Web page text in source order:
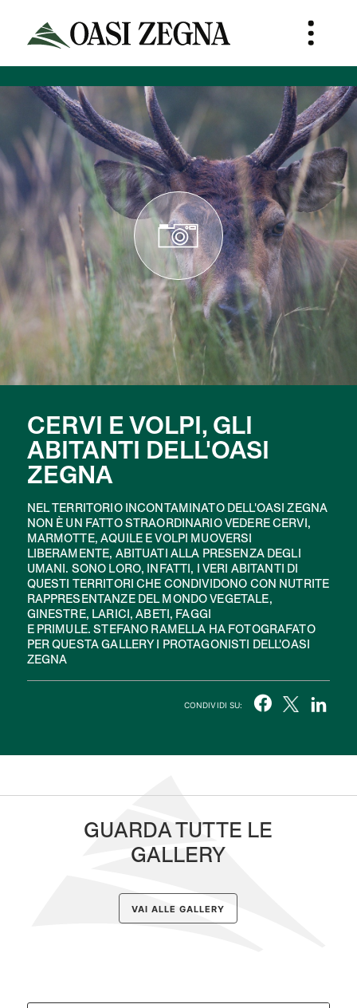
CERVI E VOLPI, GLI
ABITANTI DELL'OASI
ZEGNA
NEL TERRITORIO INCONTAMINATO DELL'OASI ZEGNA
NON È UN FATTO STRAORDINARIO VEDERE CERVI,
MARMOTTE, AQUILE E VOLPI MUOVERSI
LIBERAMENTE, ABITUATI ALLA PRESENZA DEGLI
UMANI. SONO LORO, INFATTI, I VERI ABITANTI DI
QUESTI TERRITORI CHE CONDIVIDONO CON NUTRITE
RAPPRESENTANZE DEL MONDO VEGETALE,
GINESTRE, LARICI, ABETI, FAGGI
E PRIMULE. STEFANO RAMELLA HA FOTOGRAFATO
PER QUESTA GALLERY I PROTAGONISTI DELL'OASI
ZEGNA
CONDIVIDI SU:
GUARDA TUTTE LE
GALLERY
VAI ALLE GALLERY